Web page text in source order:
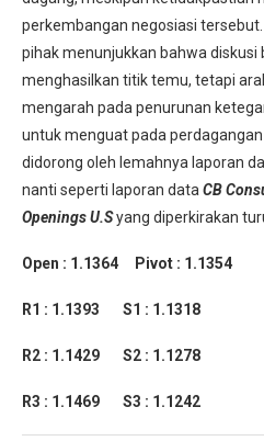
perkembangan negosiasi
pihak menunjukkan bahwa diskusi
menghasilkan titik temu, tetapi
mengarah pada penurunan
untuk menguat pada
didorong oleh lemahnya laporan
nanti seperti laporan data CB
Openings U.Syang diperkirakan
Open : 1.1364 Pivot : 1.1354
R1 : 1.1393 S1 : 1.1318
R2 : 1.1429 S2 : 1.1278
R3 : 1.1469 S3 : 1.1242